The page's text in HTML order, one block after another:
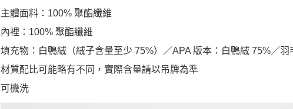
主體面料：100% 聚酯纖維
內裡：100% 聚酯纖維
填充物：白鴨絨（絨子含量至少 75%）／APA 版本：白鴨絨 75%／羽
材質配比可能略有不同，實際含量請以吊牌為準
可機洗